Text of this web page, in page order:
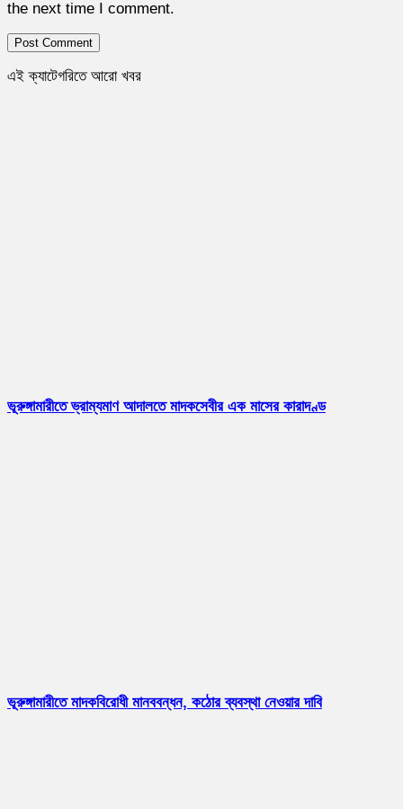
the next time I comment.
এই ক্যাটেগরিতে আরো খবর
ভূরুঙ্গামারীতে ভ্রাম্যমাণ আদালতে মাদকসেবীর এক মাসের কারাদণ্ড
ভূরুঙ্গামারীতে মাদকবিরোধী মানববন্ধন, কঠোর ব্যবস্থা নেওয়ার দাবি